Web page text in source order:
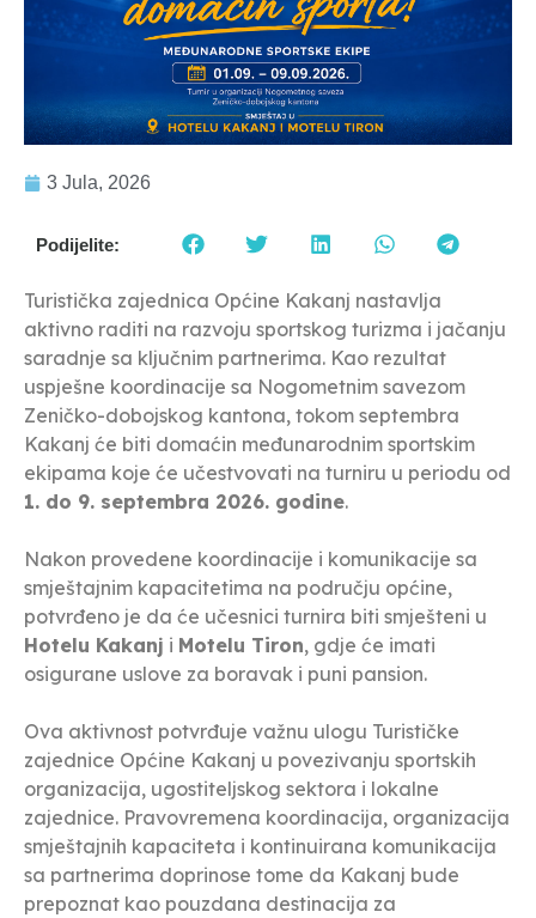
3 Jula, 2026
Podijelite:
Turistička zajednica Općine Kakanj nastavlja
aktivno raditi na razvoju sportskog turizma i jačanju
saradnje sa ključnim partnerima. Kao rezultat
uspješne koordinacije sa Nogometnim savezom
Zeničko-dobojskog kantona, tokom septembra
Kakanj će biti domaćin međunarodnim sportskim
ekipama koje će učestvovati na turniru u periodu od
1. do 9. septembra 2026. godine.
Nakon provedene koordinacije i komunikacije sa
smještajnim kapacitetima na području općine,
potvrđeno je da će učesnici turnira biti smješteni u
Hotelu Kakanj i Motelu Tiron, gdje će imati
osigurane uslove za boravak i puni pansion.
Ova aktivnost potvrđuje važnu ulogu Turističke
zajednice Općine Kakanj u povezivanju sportskih
organizacija, ugostiteljskog sektora i lokalne
zajednice. Pravovremena koordinacija, organizacija
smještajnih kapaciteta i kontinuirana komunikacija
sa partnerima doprinose tome da Kakanj bude
prepoznat kao pouzdana destinacija za